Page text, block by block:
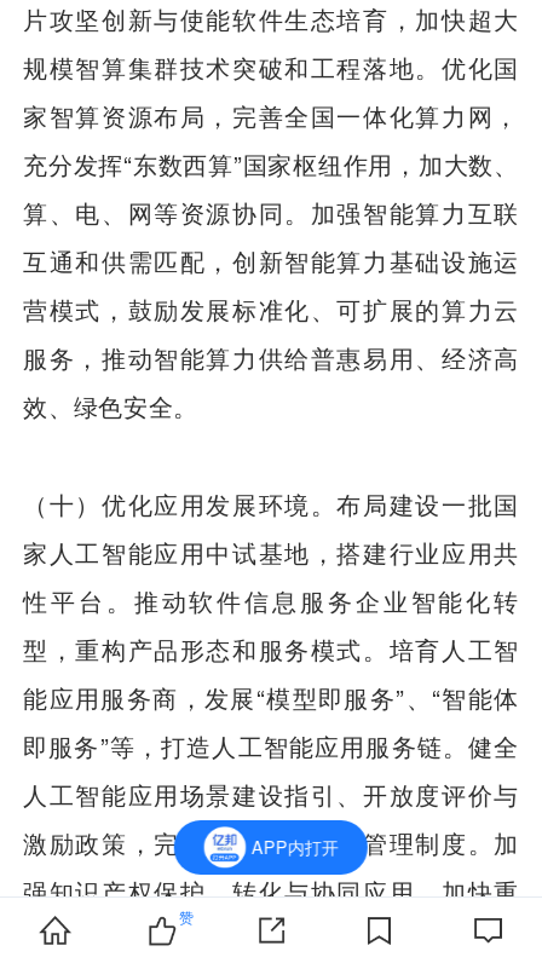
片攻坚创新与使能软件生态培育，加快超大
规模智算集群技术突破和工程落地。优化国
家智算资源布局，完善全国一体化算力网，
充分发挥“东数西算”国家枢纽作用，加大数、
算、电、网等资源协同。加强智能算力互联
互通和供需匹配，创新智能算力基础设施运
营模式，鼓励发展标准化、可扩展的算力云
服务，推动智能算力供给普惠易用、经济高
效、绿色安全。
（十）优化应用发展环境。布局建设一批国
家人工智能应用中试基地，搭建行业应用共
性平台。推动软件信息服务企业智能化转
型，重构产品形态和服务模式。培育人工智
能应用服务商，发展“模型即服务”、“智能体
即服务”等，打造人工智能应用服务链。健全
人工智能应用场景建设指引、开放度评价与
激励政策，完善应用试错容错管理制度。加
强知识产权保护、转化与协同应用。加快重
点领域人工智能标准研制，推进跨行业、跨
APP内打开
赞